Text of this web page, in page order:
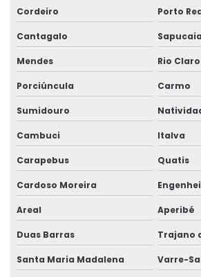
Etiquetas Em Papel Para Diversos Usos
Etiquetas Para Brindes E Promoções
Etiquetas Para Classificação De Produtos
Etiquetas Para Comércio
Etiquetas Para Embalagens De Produtos
Etiquetas Para Marcação De Preços
Etiquetas Para Produtos Alimentícios
Etiquetas Para Produtos Artesanais E
Etiquetas Para Produtos Farmacêuticos E
Cordeiro Porto
Cantagalo Sapucaia
Mendes Rio Claro
Porciúncula Carmo
Sumidouro
Cambuci Italva
Carapebus Quatis
Cardoso Moreira
Areal Aperibé
Duas Barras Trajano
Santa Maria Madalena Varre-